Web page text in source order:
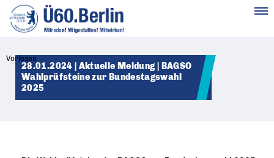
Vorlesen
28.01.2024 | Aktuelle Meldung | BAGSO
Wahlprüfsteine zur Bundestagswahl
2025